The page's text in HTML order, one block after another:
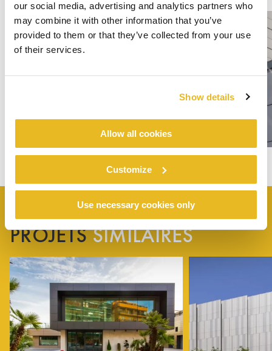
our social media, advertising and analytics partners who
may combine it with other information that you’ve
provided to them or that they’ve collected from your use
of their services.
Show details
Allow all cookies
Customize
Use necessary cookies only
PROJETS SIMILAIRES